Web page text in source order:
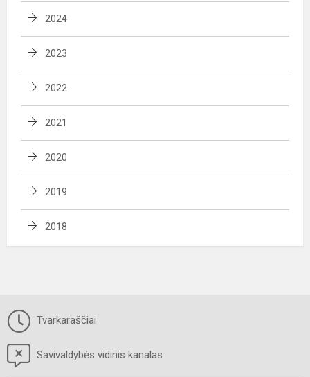
2024
2023
2022
2021
2020
2019
2018
Tvarkaraščiai
Savivaldybės vidinis kanalas